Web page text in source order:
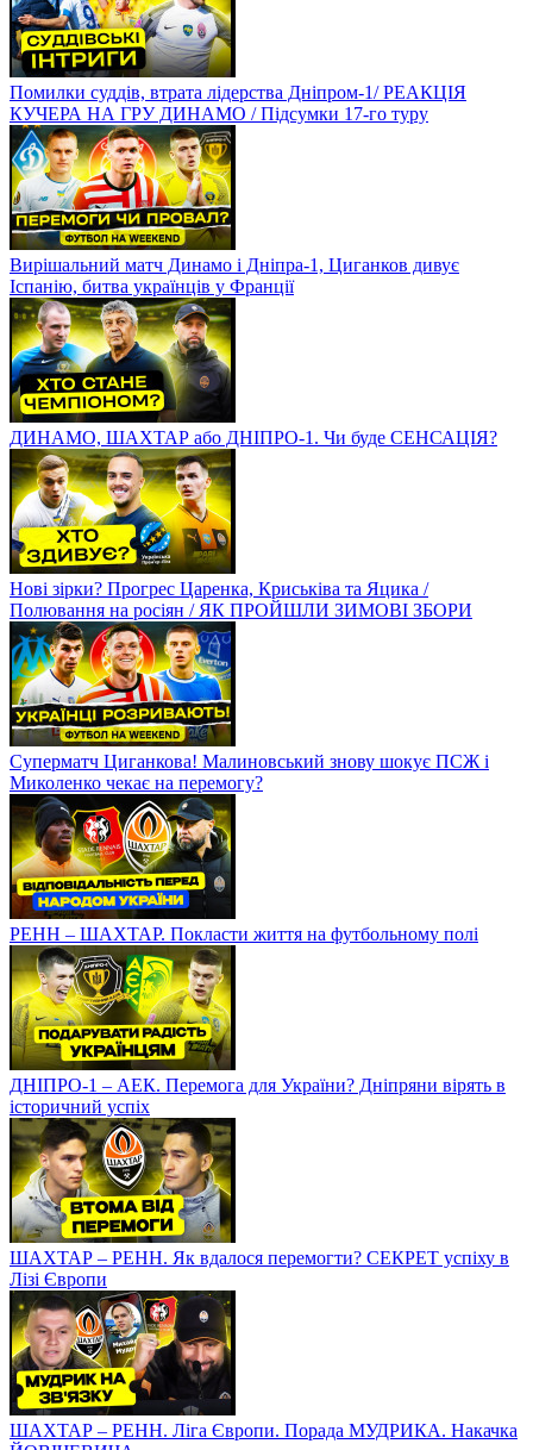
Помилки суддів, втрата лідерства Дніпром-1/ РЕАКЦІЯ
КУЧЕРА НА ГРУ ДИНАМО / Підсумки 17-го туру
Вирішальний матч Динамо і Дніпра-1, Циганков дивує
Іспанію, битва українців у Франції
ДИНАМО, ШАХТАР або ДНІПРО-1. Чи буде СЕНСАЦІЯ?
Нові зірки? Прогрес Царенка, Криськіва та Яцика /
Полювання на росіян / ЯК ПРОЙШЛИ ЗИМОВІ ЗБОРИ
Суперматч Циганкова! Малиновський знову шокує ПСЖ і
Миколенко чекає на перемогу?
РЕНН – ШАХТАР. Покласти життя на футбольному полі
ДНІПРО-1 – АЕК. Перемога для України? Дніпряни вірять в
історичний успіх
ШАХТАР – РЕНН. Як вдалося перемогти? СЕКРЕТ успіху в
Лізі Європи
ШАХТАР – РЕНН. Ліга Європи. Порада МУДРИКА. Накачка